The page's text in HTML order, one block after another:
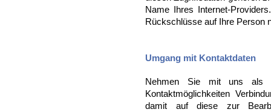
Name Ihres Internet-
Rückschlüsse auf Ihre Person
Umgang mit Kontaktdaten
Nehmen Sie mit uns als
Kontaktmöglichkeiten
damit auf diese zur